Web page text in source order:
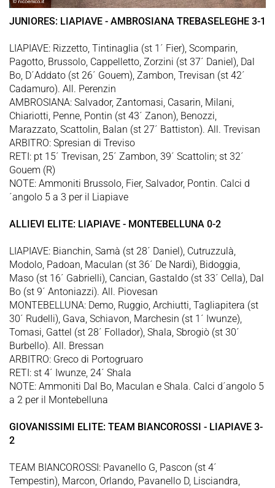
JUNIORES: LIAPIAVE - AMBROSIANA TREBASELEGHE 3-1
LIAPIAVE: Rizzetto, Tintinaglia (st 1´ Fier), Scomparin,
Pagotto, Brussolo, Cappelletto, Zorzini (st 37´ Daniel), Dal
Bo, D´Addato (st 26´ Gouem), Zambon, Trevisan (st 42´
Cadamuro). All. Perenzin
AMBROSIANA: Salvador, Zantomasi, Casarin, Milani,
Chiariotti, Penne, Pontin (st 43´ Zanon), Benozzi,
Marazzato, Scattolin, Balan (st 27´ Battiston). All. Trevisan
ARBITRO: Spresian di Treviso
RETI: pt 15´ Trevisan, 25´ Zambon, 39´ Scattolin; st 32´
Gouem (R)
NOTE: Ammoniti Brussolo, Fier, Salvador, Pontin. Calci d
´angolo 5 a 3 per il Liapiave
ALLIEVI ELITE: LIAPIAVE - MONTEBELLUNA 0-2
LIAPIAVE: Bianchin, Samà (st 28´ Daniel), Cutruzzulà,
Modolo, Padoan, Maculan (st 36´ De Nardi), Bidoggia,
Maso (st 16´ Gabrielli), Cancian, Gastaldo (st 33´ Cella), Dal
Bo (st 9´ Antoniazzi). All. Piovesan
MONTEBELLUNA: Demo, Ruggio, Archiutti, Tagliapitera (st
30´ Rudelli), Gava, Schiavon, Marchesin (st 1´ Iwunze),
Tomasi, Gattel (st 28´ Follador), Shala, Sbrogiò (st 30´
Burbello). All. Bressan
ARBITRO: Greco di Portogruaro
RETI: st 4´ Iwunze, 24´ Shala
NOTE: Ammoniti Dal Bo, Maculan e Shala. Calci d´angolo 5
a 2 per il Montebelluna
GIOVANISSIMI ELITE: TEAM BIANCOROSSI - LIAPIAVE 3-
2
TEAM BIANCOROSSI: Pavanello G, Pascon (st 4´
Tempestin), Marcon, Orlando, Pavanello D, Lisciandra,